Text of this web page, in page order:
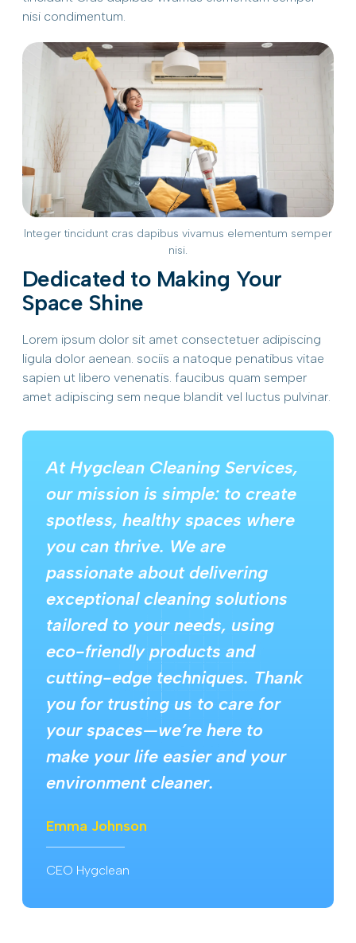
nisi condimentum.
Integer tincidunt cras dapibus vivamus elementum semper
nisi.
Dedicated to Making Your
Space Shine
Lorem ipsum dolor sit amet consectetuer adipiscing
ligula dolor aenean. sociis a natoque penatibus vitae
sapien ut libero venenatis. faucibus quam semper
amet adipiscing sem neque blandit vel luctus pulvinar.
At Hygclean Cleaning Services,
our mission is simple: to create
spotless, healthy spaces where
you can thrive. We are
passionate about delivering
exceptional cleaning solutions
tailored to your needs, using
eco-friendly products and
cutting-edge techniques. Thank
you for trusting us to care for
your spaces—we’re here to
make your life easier and your
environment cleaner.
Emma Johnson
CEO Hygclean